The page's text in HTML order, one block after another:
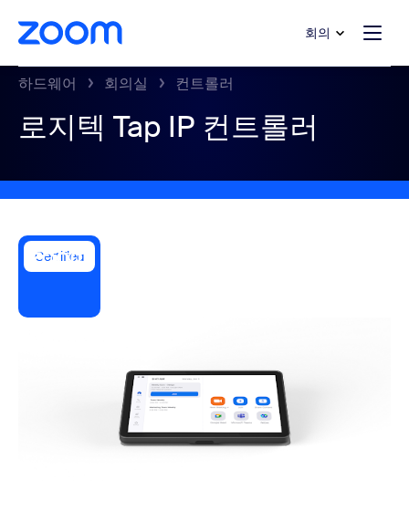
으로 건너뛰기
팅으로 건너뛰기 회의
하드웨어 회의실 컨트롤러
로지텍 Tap IP 컨트롤러
Certified